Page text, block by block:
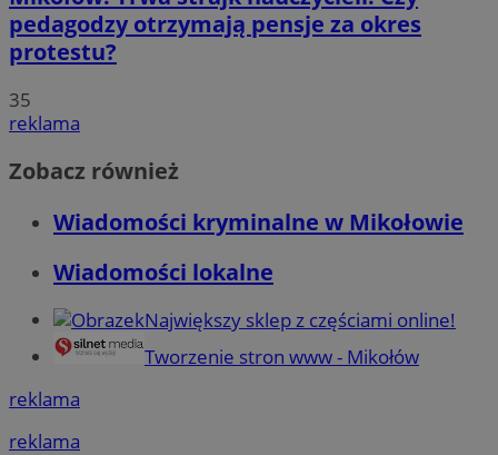
pedagodzy otrzymają pensje za okres
protestu?
35
reklama
Zobacz również
Wiadomości kryminalne w Mikołowie
Wiadomości lokalne
Największy sklep z częściami online!
Tworzenie stron www - Mikołów
reklama
reklama